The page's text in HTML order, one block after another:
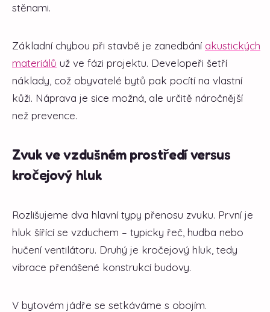
stěnami.
Základní chybou při stavbě je zanedbání akustických
materiálů už ve fázi projektu. Developeři šetří
náklady, což obyvatelé bytů pak pocítí na vlastní
kůži. Náprava je sice možná, ale určitě náročnější
než prevence.
Zvuk ve vzdušném prostředí versus
kročejový hluk
Rozlišujeme dva hlavní typy přenosu zvuku. První je
hluk šířící se vzduchem – typicky řeč, hudba nebo
hučení ventilátoru. Druhý je kročejový hluk, tedy
vibrace přenášené konstrukcí budovy.
V bytovém jádře se setkáváme s obojím.